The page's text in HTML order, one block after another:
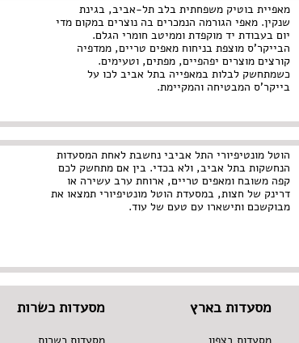
מאפיית בוטיק משפחתית בלב תל-אביב, בגינת
שנקין. מאפי הגורמה הנמכרים בה נוצרים במקום מדי
יום בעבודת יד מוקפדת וממיטב חומרי הגלם.
הבייקר'ס מוצפת בניחוח מאפים טריים, ממדפיה
קורצים מוצרים יפהפיים, מפתים, וטעימים.
כשמתחשק לבלות במאפייה בתל אביב לכו על
בייקר'ס המבטיחה והמקיימת.
הוטל מונטיפיורי התל אביבי נחשבת לאחת המסעדות
הנחשקות בתל אביב, ולא בכדי. בין אם מתחשק לכם
קפה משובח ומאפים טריים, ארוחת ערב עשירה או
דרינק של חצות, במסעדת הוטל מונטיפיורי תמצאו את
מבוקשכם ותישארו עם טעם של עוד.
מסעדות בארץ
מסעדות בצפון
מסעדות כשרות
מסעדות כשרות